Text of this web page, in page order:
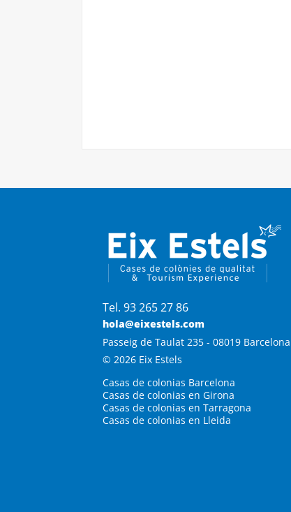
Tel. 93 265 27 86
hola@eixestels.com
Passeig de Taulat 235 - 08019 Barcelona
© 2026 Eix Estels
Casas de colonias Barcelona
Casas de colonias en Girona
Casas de colonias en Tarragona
Casas de colonias en Lleida